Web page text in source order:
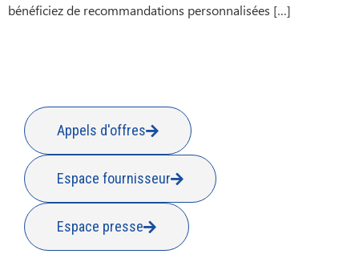
bénéficiez de recommandations personnalisées […]
Appels d'offres
Espace fournisseur
Espace presse